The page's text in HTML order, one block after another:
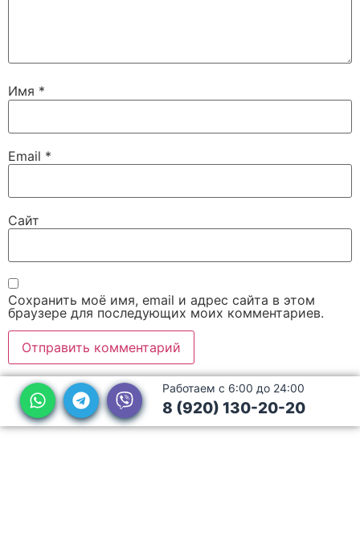
Имя *
Email *
Сайт
Сохранить моё имя, email и адрес сайта в этом
браузере для последующих моих комментариев.
Работаем с 6:00 до 24:00
8 (920) 130-20-20